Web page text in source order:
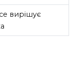
вирішує